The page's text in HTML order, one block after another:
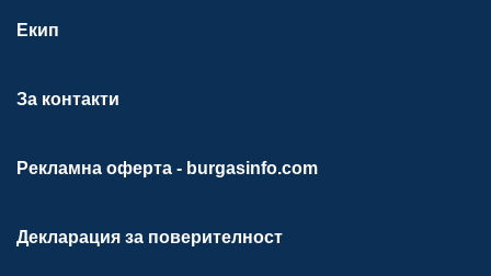
Екип
За контакти
Рекламна оферта - burgasinfo.com
Декларация за поверителност